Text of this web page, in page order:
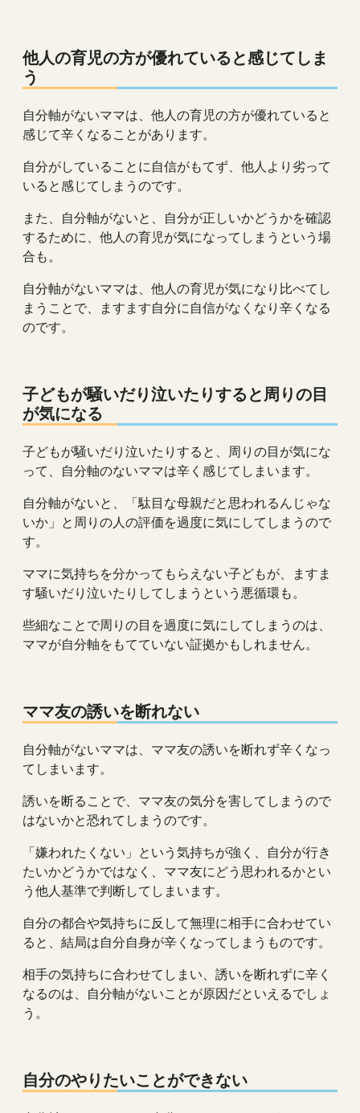
他人の育児の方が優れていると感じてしま
う
自分軸がないママは、他人の育児の方が優れていると
感じて辛くなることがあります。
自分がしていることに自信がもてず、他人より劣って
いると感じてしまうのです。
また、自分軸がないと、自分が正しいかどうかを確認
するために、他人の育児が気になってしまうという場
合も。
自分軸がないママは、他人の育児が気になり比べてし
まうことで、ますます自分に自信がなくなり辛くなる
のです。
子どもが騒いだり泣いたりすると周りの目
が気になる
子どもが騒いだり泣いたりすると、周りの目が気にな
って、自分軸のないママは辛く感じてしまいます。
自分軸がないと、「駄目な母親だと思われるんじゃな
いか」と周りの人の評価を過度に気にしてしまうので
す。
ママに気持ちを分かってもらえない子どもが、ますま
す騒いだり泣いたりしてしまうという悪循環も。
些細なことで周りの目を過度に気にしてしまうのは、
ママが自分軸をもてていない証拠かもしれません。
ママ友の誘いを断れない
自分軸がないママは、ママ友の誘いを断れず辛くなっ
てしまいます。
誘いを断ることで、ママ友の気分を害してしまうので
はないかと恐れてしまうのです。
「嫌われたくない」という気持ちが強く、自分が行き
たいかどうかではなく、ママ友にどう思われるかとい
う他人基準で判断してしまいます。
自分の都合や気持ちに反して無理に相手に合わせてい
ると、結局は自分自身が辛くなってしまうものです。
相手の気持ちに合わせてしまい、誘いを断れずに辛く
なるのは、自分軸がないことが原因だといえるでしょ
う。
自分のやりたいことができない